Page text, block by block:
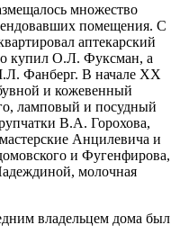
множество
помещения. С
аптекарский
купил О.Л. Фуксман, а
Фанберг. В начале XX
и кожевенный
ламповый и посудный
В.А. Горохова,
Анцилевича и
и Фугенфирова,
молочная
владельцем дома был